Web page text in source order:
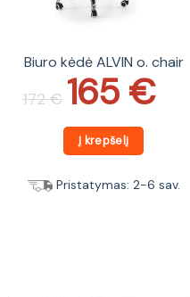
Biuro kėdė ALVIN o. chair
172€
Original
price
was: 165 €
Current
price
is:
Į krepšelį
Pristatymas: 2-6 sav.